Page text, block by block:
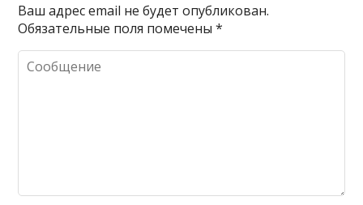
Ваш адрес email не будет опубликован.
Обязательные поля помечены*